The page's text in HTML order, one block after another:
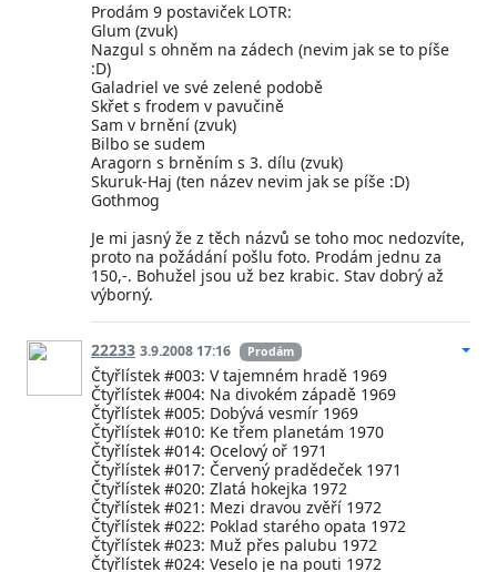
Prodám 9 postaviček LOTR:
Glum (zvuk)
Nazgul s ohněm na zádech (nevim jak se to píše
:D)
Galadriel ve své zelené podobě
Skřet s frodem v pavučině
Sam v brnění (zvuk)
Bilbo se sudem
Aragorn s brněním s 3. dílu (zvuk)
Skuruk-Haj (ten název nevim jak se píše :D)
Gothmog
Je mi jasný že z těch názvů se toho moc nedozvíte,
proto na požádání pošlu foto. Prodám jednu za
150,-. Bohužel jsou už bez krabic. Stav dobrý až
výborný.
22233 3.9.2008 17:16 Prodám
Čtyřlístek #003: V tajemném hradě 1969
Čtyřlístek #004: Na divokém západě 1969
Čtyřlístek #005: Dobývá vesmír 1969
Čtyřlístek #010: Ke třem planetám 1970
Čtyřlístek #014: Ocelový oř 1971
Čtyřlístek #017: Červený pradědeček 1971
Čtyřlístek #020: Zlatá hokejka 1972
Čtyřlístek #021: Mezi dravou zvěří 1972
Čtyřlístek #022: Poklad starého opata 1972
Čtyřlístek #023: Muž přes palubu 1972
Čtyřlístek #024: Veselo je na pouti 1972